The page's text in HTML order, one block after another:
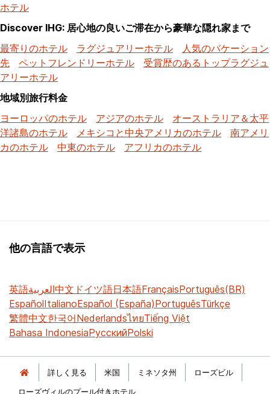
ホテル
Discover IHG: 居心地の良いご滞在から豪華な隠れ家まで
最寄りのホテル
ラグジュアリーホテル
人気のバケーション
先
ペットフレンドリーホテル
受賞歴のあるトップラグジュ
アリーホテル
地域別旅行料金
ヨーロッパのホテル
アジアのホテル
オーストラリア＆太平
洋諸島のホテル
メキシコと中央アメリカのホテル
南アメリ
カのホテル
中東のホテル アフリカのホテル
他の言語で表示
英語العربية中文 ドイツ語日本語FrançaisPortuguês(BR)
EspañolItalianoEspañol (España)PortuguêsTürkçe
繁體中文한국어NederlandsไทยTiếng Việt
Bahasa IndonesiaРусскийPolski
詳しく見る 米国 ミネソタ州
ローズビル
ローズヴィルのプール付きホテル